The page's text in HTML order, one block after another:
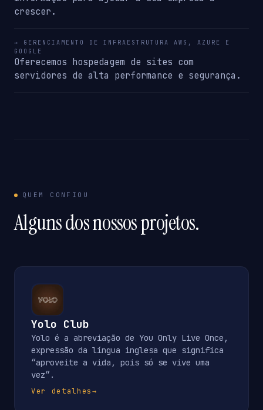
crescer.
→ GERENCIAMENTO DE INFRAESTRUTURA AWS, AZURE E
GOOGLE
Oferecemos hospedagem de sites com
servidores de alta performance e segurança.
QUEM CONFIOU
Alguns dos nossos projetos.
Yolo Club
Yolo é a abreviação de You Only Live Once,
expressão da língua inglesa que significa
“aproveite a vida, pois só se vive uma
vez”.
Ver detalhes→